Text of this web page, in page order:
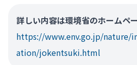
詳しい内容は環境省のホームペ
https://www.env.go.jp/
ation/jokentsuki.html